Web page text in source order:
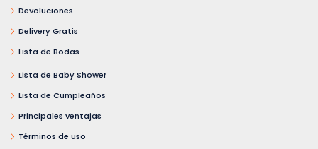
Devoluciones
Delivery Gratis
Lista de Bodas
Lista de Baby Shower
Lista de Cumpleaños
Principales ventajas
Términos de uso